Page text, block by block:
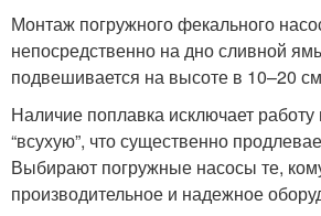
Монтаж погружного фекального
непосредственно на дно сливной
подвешивается на высоте в 10–20
Наличие поплавка исключает работу
“всухую”, что существенно
Выбирают погружные насосы те,
производительное и надежное